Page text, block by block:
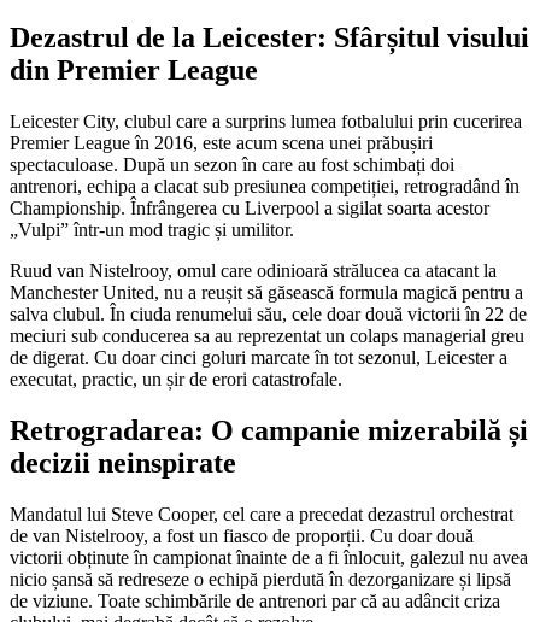
Dezastrul de la Leicester: Sfârșitul visului
din Premier League
Leicester City, clubul care a surprins lumea fotbalului prin cucerirea
Premier League în 2016, este acum scena unei prăbușiri
spectaculoase. După un sezon în care au fost schimbați doi
antrenori, echipa a clacat sub presiunea competiției, retrogradând în
Championship. Înfrângerea cu Liverpool a sigilat soarta acestor
„Vulpi” într-un mod tragic și umilitor.
Ruud van Nistelrooy, omul care odinioară strălucea ca atacant la
Manchester United, nu a reușit să găsească formula magică pentru a
salva clubul. În ciuda renumelui său, cele doar două victorii în 22 de
meciuri sub conducerea sa au reprezentat un colaps managerial greu
de digerat. Cu doar cinci goluri marcate în tot sezonul, Leicester a
executat, practic, un șir de erori catastrofale.
Retrogradarea: O campanie mizerabilă și
decizii neinspirate
Mandatul lui Steve Cooper, cel care a precedat dezastrul orchestrat
de van Nistelrooy, a fost un fiasco de proporții. Cu doar două
victorii obținute în campionat înainte de a fi înlocuit, galezul nu avea
nicio șansă să redreseze o echipă pierdută în dezorganizare și lipsă
de viziune. Toate schimbările de antrenori par că au adâncit criza